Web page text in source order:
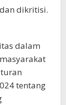
dikritisi.
dalam
tentang